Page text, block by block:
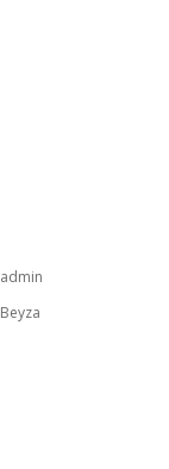
admin
Beyza